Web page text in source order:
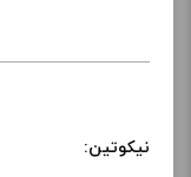
نیکوتین: